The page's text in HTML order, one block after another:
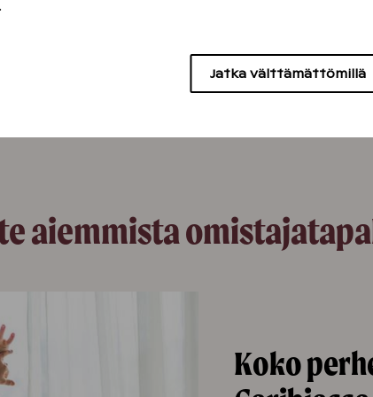
aiemmista
Koko
.
Jatka välttämättömillä